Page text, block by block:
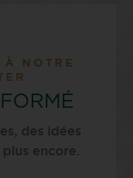
NOTRE
des idées
encore.